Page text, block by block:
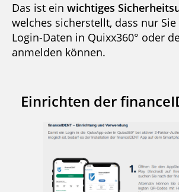
Das ist ein wichtiges
welches sicherstellt, dass nur
Login-Daten in Quixx360° oder
anmelden können.
Einrichten der